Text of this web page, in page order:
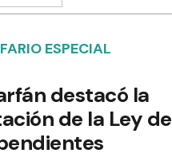
ESPECIAL
destacó la
de la Ley de